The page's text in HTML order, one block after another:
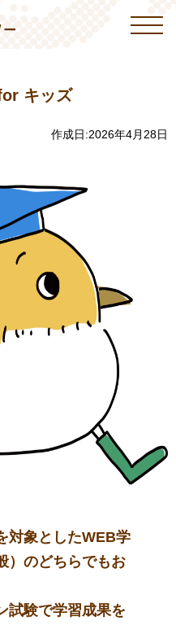
キッズ
作成日:2026年4月28日
対象としたWEB学
）のどちらでもお
試験で学習成果を